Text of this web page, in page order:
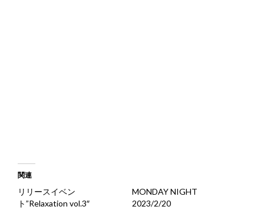
関連
リリースイベン
ト”Relaxation vol.3″
MONDAY NIGHT
2023/2/20